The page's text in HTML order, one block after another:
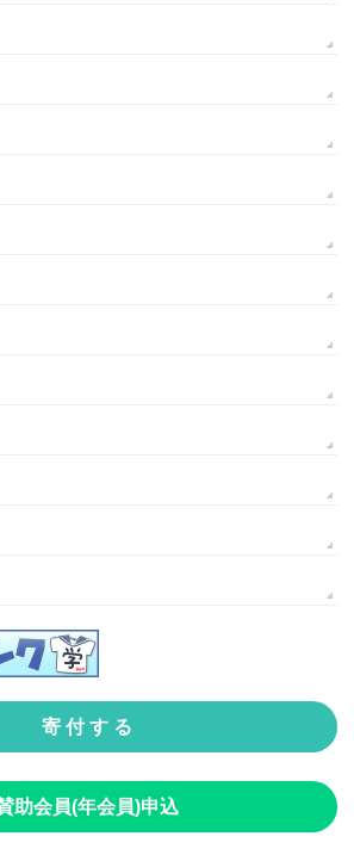
寄 付 す る
助会員(年会員)申込